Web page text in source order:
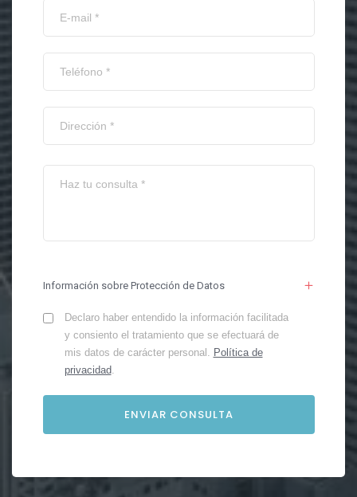
Información sobre Protección de Datos
Declaro haber entendido la información facilitada
y consiento el tratamiento que se efectuará de
mis datos de carácter personal. Política de
privacidad.